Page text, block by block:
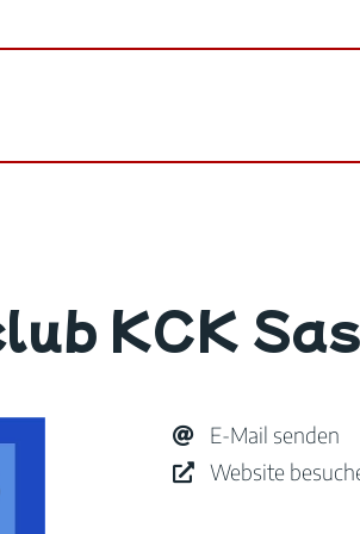
KCK
E-Mail senden
Website